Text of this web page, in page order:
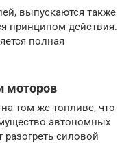
выпускаются также
принципом действия.
полная
моторов
том же топливе, что
автономных
разогреть силовой